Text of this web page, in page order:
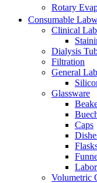
Rotary
Consumable
Clinical
Dialysis
Filtration
General
Glassware
Caps
Volumetric